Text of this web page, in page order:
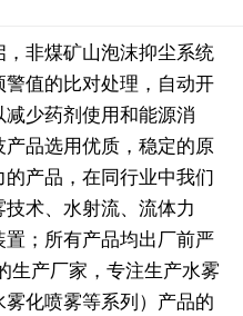
非煤矿山泡沫抑尘系统
值的比对处理，自动开
少药剂使用和能源消
品选用优质，稳定的原
产品，在同行业中我们
术、水射流、流体力
；所有产品均出厂前严
生产厂家，专注生产水雾
雾化喷雾等系列）产品的